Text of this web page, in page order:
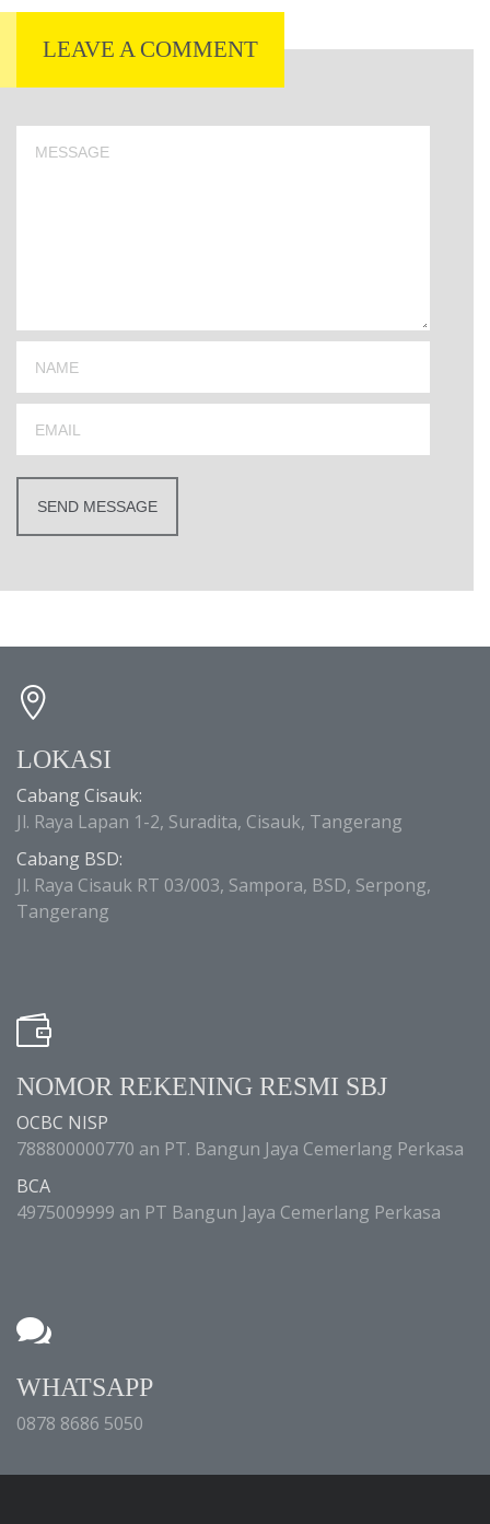
LEAVE A COMMENT
LOKASI
Cabang Cisauk:
Jl. Raya Lapan 1-2, Suradita, Cisauk, Tangerang
Cabang BSD:
Jl. Raya Cisauk RT 03/003, Sampora, BSD, Serpong,
Tangerang
NOMOR REKENING RESMI SBJ
OCBC NISP
788800000770 an PT. Bangun Jaya Cemerlang Perkasa
BCA
4975009999 an PT Bangun Jaya Cemerlang Perkasa
WHATSAPP
0878 8686 5050